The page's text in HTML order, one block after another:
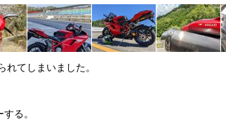
れてしまいました。
る。